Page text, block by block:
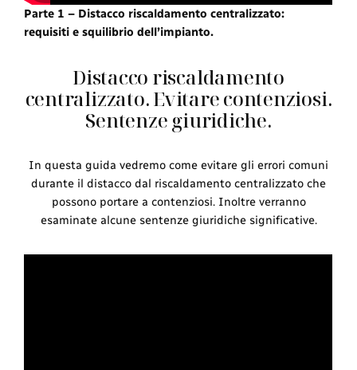
Parte 1 – Distacco riscaldamento centralizzato:
requisiti e squilibrio dell’impianto.
Distacco riscaldamento
centralizzato. Evitare contenziosi.
Sentenze giuridiche.
In questa guida vedremo come evitare gli errori comuni
durante il distacco dal riscaldamento centralizzato che
possono portare a contenziosi. Inoltre verranno
esaminate alcune sentenze giuridiche significative.